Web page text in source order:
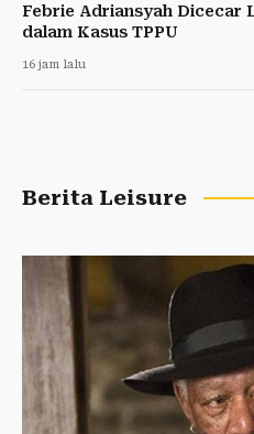
Febrie Adriansyah Dicecar
dalam Kasus TPPU
16 jam lalu
Berita Leisure